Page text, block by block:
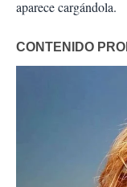
aparece cargándola.